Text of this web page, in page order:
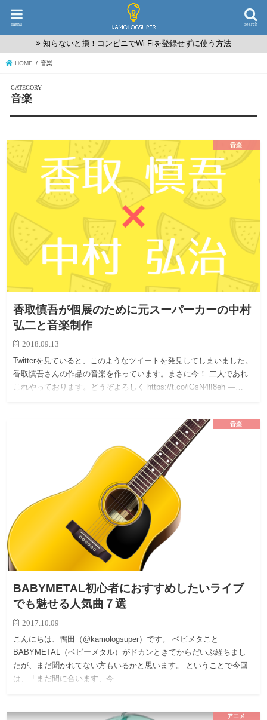
search
menu
知らないと損！コンビニでWi-Fiを登録せずに使う方法
HOME 音楽
音楽
音楽
香取慎吾が個展のために元スーパーカーの中村
弘二と音楽制作
2018.09.13
Twitterを見ていると、このようなツイートを発見してしまいました。
香取慎吾さんの作品の音楽を作っています。まさに今！ 二人であれ
これやっております。どうぞよろしく https://t.co/iGsN4lI8eh —…
音楽
BABYMETAL初心者におすすめしたいライブ
でも魅せる人気曲７選
2017.10.09
こんにちは、鴨田（@kamologsuper）です。 ベビメタこと
BABYMETAL（ベビーメタル）がドカンときてからだいぶ経ちまし
たが、まだ聞かれてない方もいるかと思います。 ということで今回
は、「まだ間に合います、今…
アニメ